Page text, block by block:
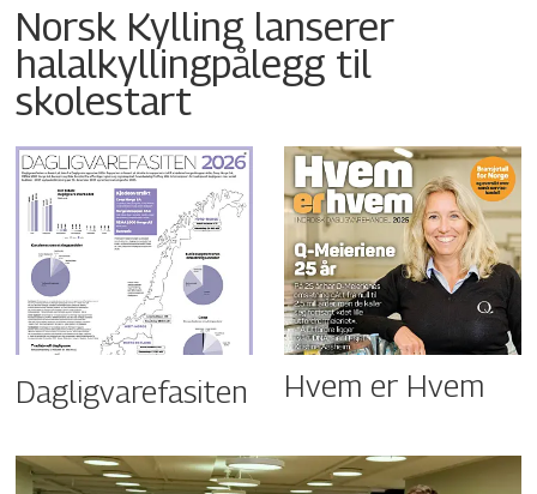
Norsk Kylling lanserer
halalkyllingpålegg til
skolestart
Dagligvarefasiten Hvem er Hvem